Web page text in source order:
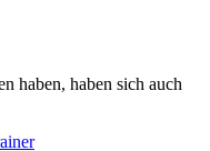
haben, haben sich auch